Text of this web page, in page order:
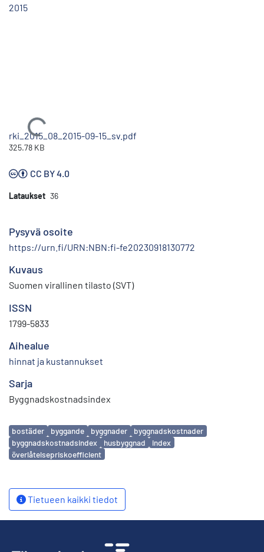
2015
Ladataan...
rki_2015_08_2015-09-15_sv.pdf
325.78 KB
CC BY 4.0
Lataukset 36
Pysyvä osoite
https://urn.fi/URN:NBN:fi-fe20230918130772
Kuvaus
Suomen virallinen tilasto (SVT)
ISSN
1799-5833
Aihealue
hinnat ja kustannukset
Sarja
Byggnadskostnadsindex
Avainsanat
bostäder byggande byggnader
byggnadskostnader
byggnadskostnadsindex
husbyggnad
index
överlåtelsepriskoefficient
Tietueen kaikki tiedot